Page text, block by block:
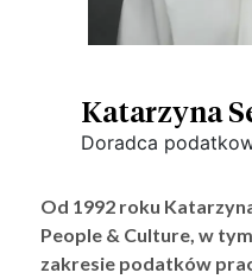
Katarzyna
Doradca
Od 1992 roku
People & Culture, w
zakresie podatków